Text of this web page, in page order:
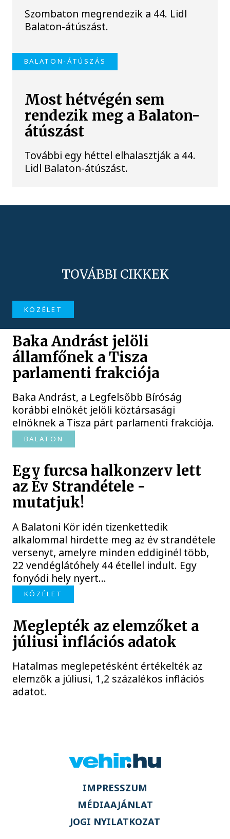
Szombaton megrendezik a 44. Lidl
Balaton-átúszást.
BALATON-ÁTÚSZÁS
Most hétvégén sem
rendezik meg a Balaton-
átúszást
További egy héttel elhalasztják a 44.
Lidl Balaton-átúszást.
TOVÁBBI CIKKEK
KÖZÉLET
Baka Andrást jelöli
államfőnek a Tisza
parlamenti frakciója
Baka Andrást, a Legfelsőbb Bíróság
korábbi elnökét jelöli köztársasági
elnöknek a Tisza párt parlamenti frakciója.
BALATON
Egy furcsa halkonzerv lett
az Év Strandétele -
mutatjuk!
A Balatoni Kör idén tizenkettedik
alkalommal hirdette meg az év strandétele
versenyt, amelyre minden eddiginél több,
22 vendéglátóhely 44 étellel indult. Egy
fonyódi hely nyert...
KÖZÉLET
Meglepték az elemzőket a
júliusi inflációs adatok
Hatalmas meglepetésként értékelték az
elemzők a júliusi, 1,2 százalékos inflációs
adatot.
IMPRESSZUM
MÉDIAAJÁNLAT
JOGI NYILATKOZAT